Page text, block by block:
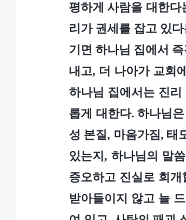
평하게 사람을 대한다
리가 권세를 잡고 있
기면 하나님 집에서
내고, 더 나아가 교회
하나님 집에서는 진리
롭게 대한다. 하나님
성 본질, 마음가짐, 태
있는지, 하나님의 말
증오하고 진실로 회
받아들이지 않고 늘